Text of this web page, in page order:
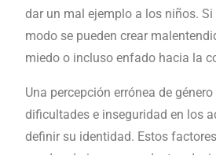
dar un mal ejemplo a los niños. Si
modo se pueden crear
miedo o incluso enfado hacia la
Una percepción errónea de
dificultades e inseguridad en los
definir su identidad. Estos